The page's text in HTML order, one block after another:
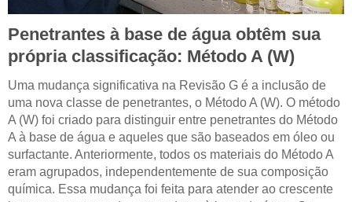
Penetrantes à base de água obtêm sua
própria classificação: Método A (W)
Uma mudança significativa na Revisão G é a inclusão de
uma nova classe de penetrantes, o Método A (W). O método
A (W) foi criado para distinguir entre penetrantes do Método
A à base de água e aqueles que são baseados em óleo ou
surfactante. Anteriormente, todos os materiais do Método A
eram agrupados, independentemente de sua composição
química. Essa mudança foi feita para atender ao crescente